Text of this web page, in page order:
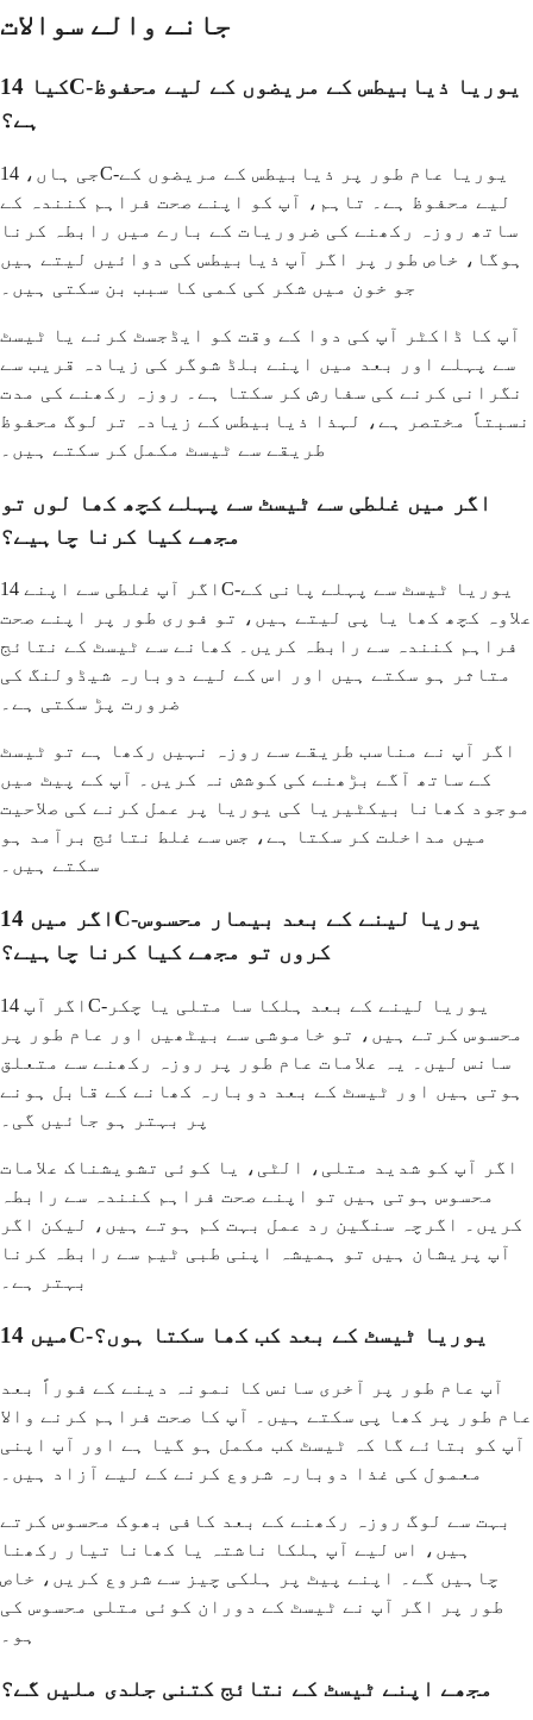
جانے والے سوالات
کیا 14C-یوریا ذیابیطس کے مریضوں کے لیے محفوظ
ہے؟
جی ہاں، 14C-یوریا عام طور پر ذیابیطس کے مریضوں کے
لیے محفوظ ہے۔ تاہم، آپ کو اپنے صحت فراہم کنندہ کے
ساتھ روزہ رکھنے کی ضروریات کے بارے میں رابطہ کرنا
ہوگا، خاص طور پر اگر آپ ذیابیطس کی دوائیں لیتے ہیں
جو خون میں شکر کی کمی کا سبب بن سکتی ہیں۔
آپ کا ڈاکٹر آپ کی دوا کے وقت کو ایڈجسٹ کرنے یا ٹیسٹ
سے پہلے اور بعد میں اپنے بلڈ شوگر کی زیادہ قریب سے
نگرانی کرنے کی سفارش کر سکتا ہے۔ روزہ رکھنے کی مدت
نسبتاً مختصر ہے، لہذا ذیابیطس کے زیادہ تر لوگ محفوظ
طریقے سے ٹیسٹ مکمل کر سکتے ہیں۔
اگر میں غلطی سے ٹیسٹ سے پہلے کچھ کھا لوں تو
مجھے کیا کرنا چاہیے؟
اگر آپ غلطی سے اپنے 14C-یوریا ٹیسٹ سے پہلے پانی کے
علاوہ کچھ کھا یا پی لیتے ہیں، تو فوری طور پر اپنے صحت
فراہم کنندہ سے رابطہ کریں۔ کھانے سے ٹیسٹ کے نتائج
متاثر ہو سکتے ہیں اور اس کے لیے دوبارہ شیڈولنگ کی
ضرورت پڑ سکتی ہے۔
اگر آپ نے مناسب طریقے سے روزہ نہیں رکھا ہے تو ٹیسٹ
کے ساتھ آگے بڑھنے کی کوشش نہ کریں۔ آپ کے پیٹ میں
موجود کھانا بیکٹیریا کی یوریا پر عمل کرنے کی صلاحیت
میں مداخلت کر سکتا ہے، جس سے غلط نتائج برآمد ہو
سکتے ہیں۔
اگر میں 14C-یوریا لینے کے بعد بیمار محسوس
کروں تو مجھے کیا کرنا چاہیے؟
اگر آپ 14C-یوریا لینے کے بعد ہلکا سا متلی یا چکر
محسوس کرتے ہیں، تو خاموشی سے بیٹھیں اور عام طور پر
سانس لیں۔ یہ علامات عام طور پر روزہ رکھنے سے متعلق
ہوتی ہیں اور ٹیسٹ کے بعد دوبارہ کھانے کے قابل ہونے
پر بہتر ہو جائیں گی۔
اگر آپ کو شدید متلی، الٹی، یا کوئی تشویشناک علامات
محسوس ہوتی ہیں تو اپنے صحت فراہم کنندہ سے رابطہ
کریں۔ اگرچہ سنگین رد عمل بہت کم ہوتے ہیں، لیکن اگر
آپ پریشان ہیں تو ہمیشہ اپنی طبی ٹیم سے رابطہ کرنا
بہتر ہے۔
میں 14C-یوریا ٹیسٹ کے بعد کب کھا سکتا ہوں؟
آپ عام طور پر آخری سانس کا نمونہ دینے کے فوراً بعد
عام طور پر کھا پی سکتے ہیں۔ آپ کا صحت فراہم کرنے والا
آپ کو بتائے گا کہ ٹیسٹ کب مکمل ہو گیا ہے اور آپ اپنی
معمول کی غذا دوبارہ شروع کرنے کے لیے آزاد ہیں۔
بہت سے لوگ روزہ رکھنے کے بعد کافی بھوک محسوس کرتے
ہیں، اس لیے آپ ہلکا ناشتہ یا کھانا تیار رکھنا
چاہیں گے۔ اپنے پیٹ پر ہلکی چیز سے شروع کریں، خاص
طور پر اگر آپ نے ٹیسٹ کے دوران کوئی متلی محسوس کی
ہو۔
مجھے اپنے ٹیسٹ کے نتائج کتنی جلدی ملیں گے؟